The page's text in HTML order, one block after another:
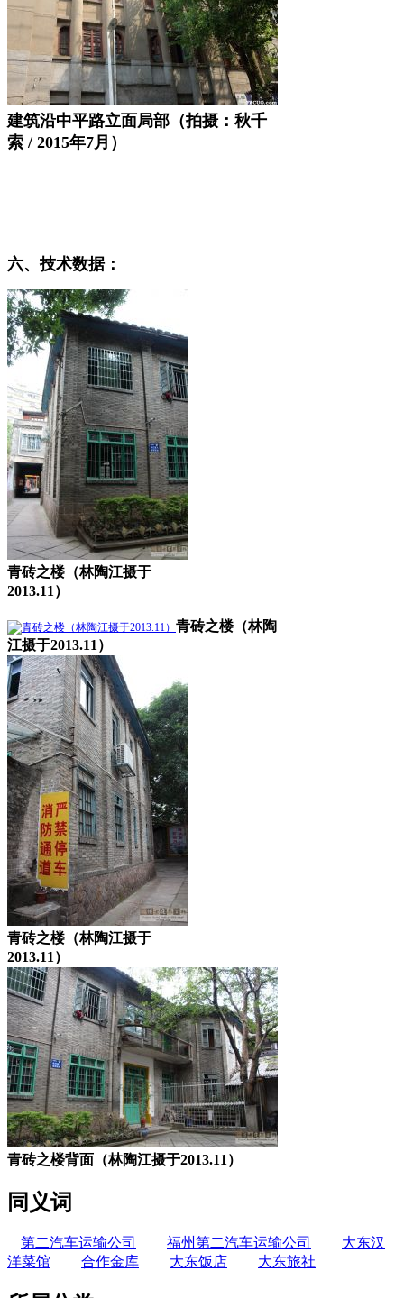
建筑沿中平路立面局部（拍摄：秋千
索 / 2015年7月）
六、技术数据：
青砖之楼（林陶江摄于
2013.11）
青砖之楼（林陶
江摄于2013.11）
青砖之楼（林陶江摄于
2013.11）
青砖之楼背面（林陶江摄于2013.11）
同义词
第二汽车运输公司 福州第二汽车运输公司
大东汉
洋菜馆
合作金库 大东饭店 大东旅社